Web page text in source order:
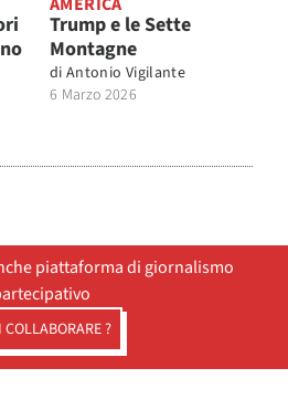
AMERICA
Trump e le Sette
Montagne
di Antonio Vigilante
6 Marzo 2026
piattaforma di giornalismo
COLLABORARE ?